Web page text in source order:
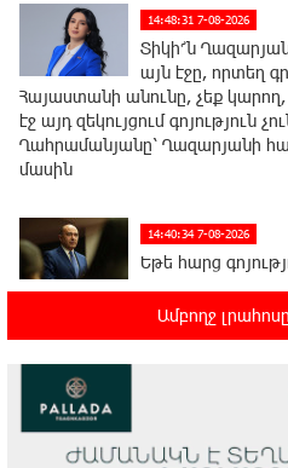
14:48:31 7-08-2026
Տիկի՜ն
այն էջը, որտեղ
Հայաստանի անունը, չեք
էջ այդ զեկույցում գոյություն
Ղահրամանյանը՝ Ղազարյանի
մասին
14:40:34 7-08-2026
Եթե հարց
դեպքում՝ համաձայնում․ Էդմոն
Այսօր ամոթի օր
Հայոց Կաթողիկոսին
Ամբողջ